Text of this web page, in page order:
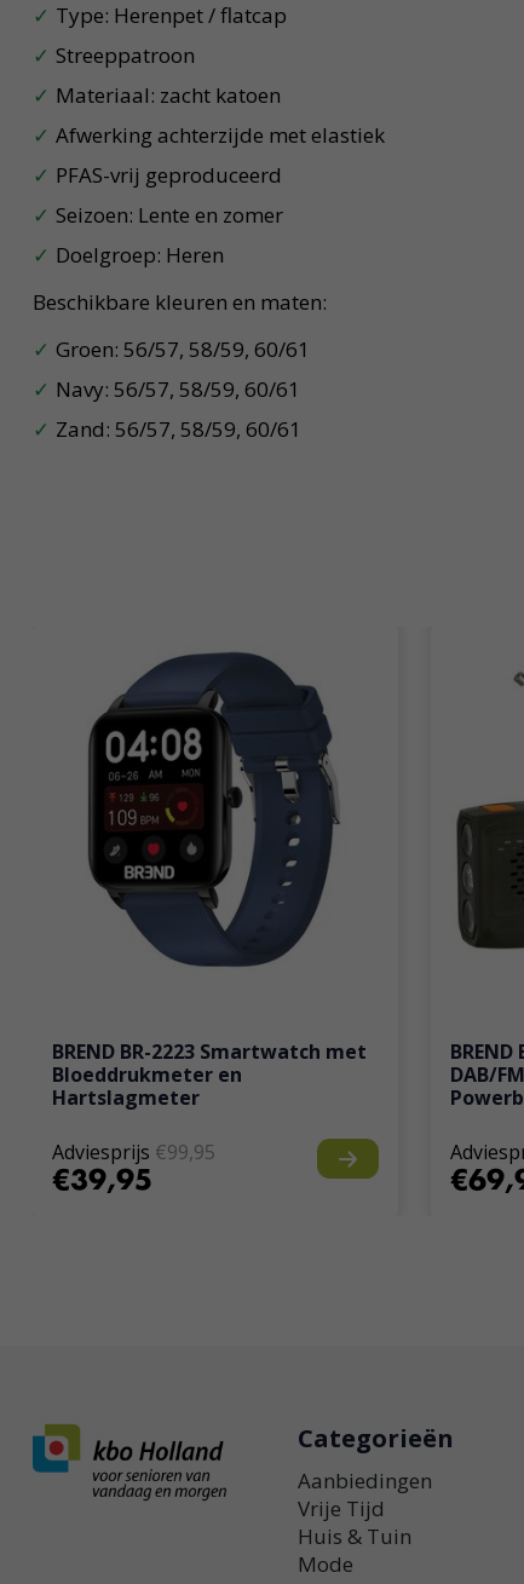
Type: Herenpet / flatcap
Streeppatroon
Materiaal: zacht katoen
Afwerking achterzijde met elastiek
PFAS-vrij geproduceerd
Seizoen: Lente en zomer
Doelgroep: Heren
Beschikbare kleuren en maten:
Groen: 56/57, 58/59, 60/61
Navy: 56/57, 58/59, 60/61
Zand: 56/57, 58/59, 60/61
BREND BR-2223 Smartwatch met
Bloeddrukmeter en
Hartslagmeter
Adviesprijs €99,95
€39,95
DAB/
Categorieën
Aanbiedingen
Vrije Tijd
Huis & Tuin
Mode